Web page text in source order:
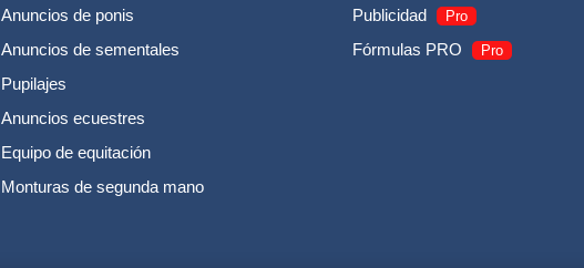
Anuncios de ponis
Anuncios de sementales
Pupilajes
Anuncios ecuestres
Equipo de equitación
Monturas de segunda mano
Publicidad
Pro
Fórmulas PRO Pro